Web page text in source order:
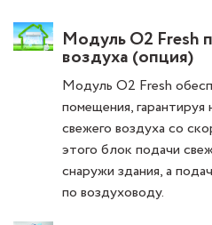
Модуль O2 Fresh
воздуха (опция)
Модуль O2 Fresh
помещения,
свежего воздуха со
этого блок подачи
снаружи здания, а
по воздуховоду.